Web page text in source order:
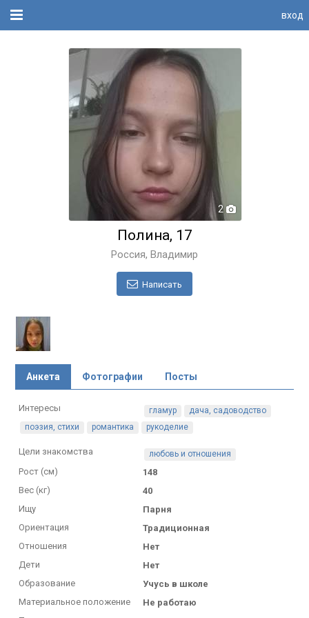
вход
2
Полина, 17
Россия, Владимир
Написать
Анкета Фотографии Посты
Интересы гламур
дача, садоводство
поэзия, стихи
романтика рукоделие
Цели знакомства любовь и отношения
Рост (см)
148
Вес (кг)
40
Ищу
Парня
Ориентация
Традиционная
Отношения
Нет
Дети
Нет
Образование
Учусь в школе
Материальное положение
Не работаю